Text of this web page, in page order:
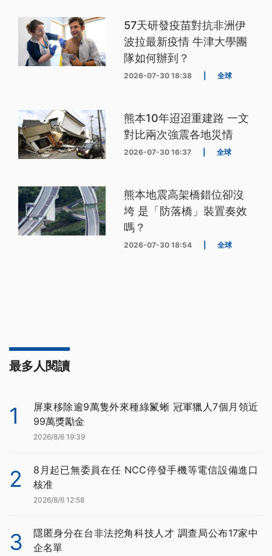
57天研發疫苗對抗非洲伊
波拉最新疫情 牛津大學團
隊如何辦到？
2026-07-30 18:38 全球
熊本10年迢迢重建路 一文
對比兩次強震各地災情
2026-07-30 16:37 全球
熊本地震高架橋錯位卻沒
垮 是「防落橋」裝置奏效
嗎？
2026-07-30 18:54 全球
最多人閱讀
1
屏東移除逾9萬隻外來種綠鬣蜥 冠軍獵人7個月領近
99萬獎勵金
2026/8/6 19:39
2
8月起已無委員在任 NCC停發手機等電信設備進口
核准
2026/8/6 12:58
3
隱匿身分在台非法挖角科技人才 調查局公布17家中
企名單